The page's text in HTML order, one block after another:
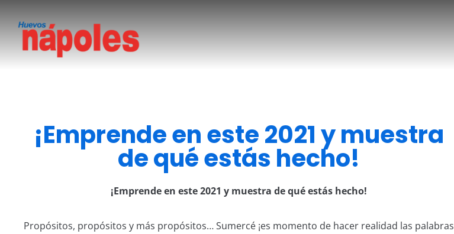
¡Emprende en este 2021 y muestra
de qué estás hecho!
¡Emprende en este 2021 y muestra de qué estás hecho!
Propósitos, propósitos y más propósitos… Sumercé ¡es momento de hacer realidad las palabras